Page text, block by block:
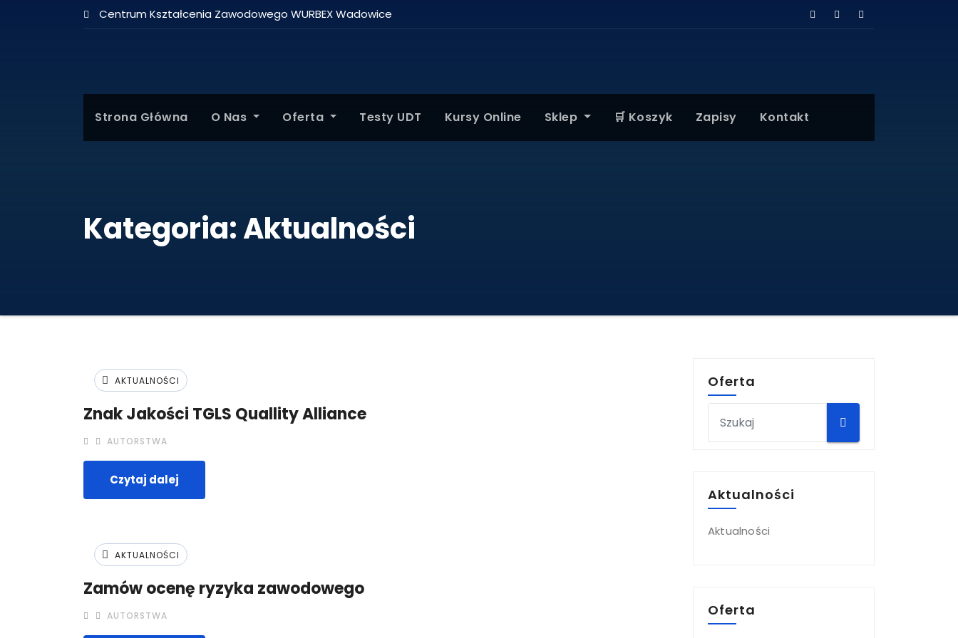
Centrum Kształcenia Zawodowego WURBEX Wadowice
Strona Główna O Nas Oferta Testy UDT Kursy Online Sklep 🛒 Koszyk Zapisy Kontakt
Kategoria:Aktualności
AKTUALNOŚCI
Znak Jakości TGLS Quallity Alliance
AUTORSTWA
Czytaj dalej
AKTUALNOŚCI
Zamów ocenę ryzyka zawodowego
AUTORSTWA
Oferta
Aktualności
Aktualności
Oferta